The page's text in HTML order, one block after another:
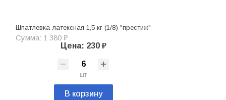
Шпатлевка латексная 1,5 кг (1/8) "престиж"
Сумма: 1 380 ₽
Цена: 230 ₽
шт
В корзину